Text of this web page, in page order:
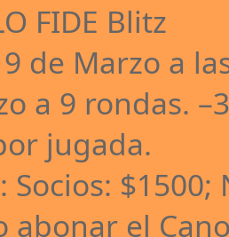
FIDE Blitz
de Marzo a
a 9 rondas.
jugada.
$1500;
abonar el